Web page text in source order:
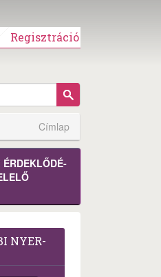
Regisztráció
Címlap
ÉRDEK­LŐDÉ­
NYER­